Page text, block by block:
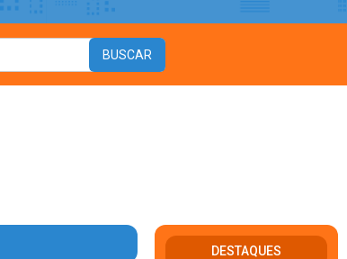
DESTAQUES